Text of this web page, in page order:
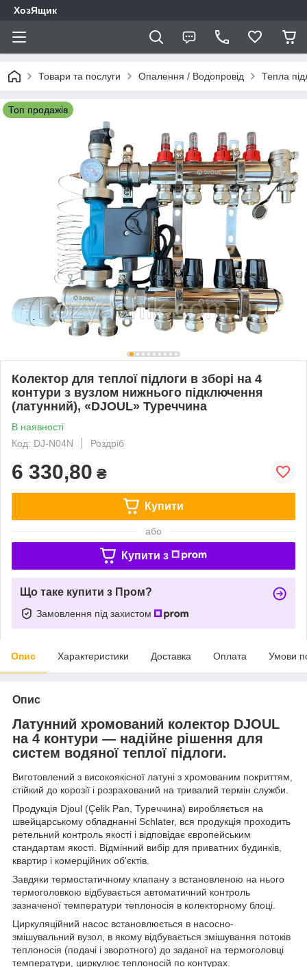
ХозЯщик
Товари та послуги Опалення / Водопровід Тепла
Топ продажів
Колектор для теплої підлоги в зборі на 4
контури з вузлом нижнього підключення
(латунний), «DJOUL» Туреччина
В наявності
Код: DJ-N04N
Роздріб
6 330,80 ₴
Купити
або
Купити з
Що таке купити з Пром?
Замовлення під захистом
Опис Характеристики Доставка Оплата Умови
Опис
Латунний хромований колектор DJOUL
на 4 контури — надійне рішення для
систем водяної теплої підлоги.
Виготовлений з високоякісної латуні з хромованим покриттям,
стійкий до корозії і розрахований на тривалий термін служби.
Продукція Djoul (Çelik Pan, Туреччина) виробляється на
швейцарському обладнанні Schlater, вся продукція проходить
ретельний контроль якості і відповідає європейським
стандартам якості. Відмінний вибір для приватних будинків,
квартир і комерційних об'єктів.
Завдяки термостатичному клапану з встановленою на нього
термоголовкою відбувається автоматичний контроль
зазначеної температури теплоносія в колекторному блоці.
Циркуляційний насос встановлюється в насосно-
змішувальний вузол, в якому відбувається змішування потоків
теплоносія (подачі і зворотного) до заданої на термоголовці
температури, циркулює теплоносій по контурах.